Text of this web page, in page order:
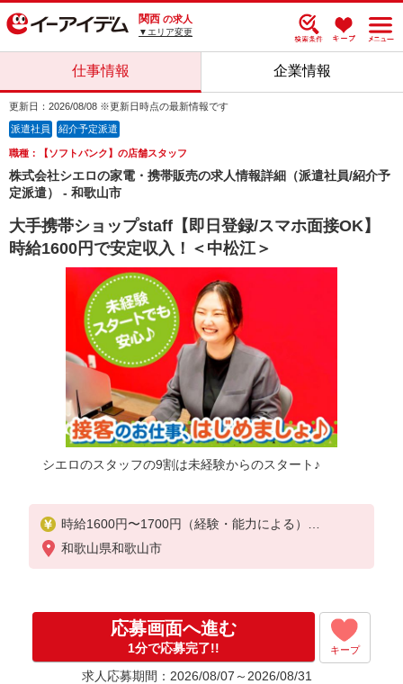
関西 の求人
▼エリア変更
仕事情報 企業情報
更新日：2026/08/08 ※更新日時点の最新情報です
派遣社員 紹介予定派遣
職種：【ソフトバンク】の店舗スタッフ
株式会社シエロの家電・携帯販売の求人情報詳細（派遣社員/紹介予
定派遣） - 和歌山市
大手携帯ショップstaff【即日登録/スマホ面接OK】
時給1600円で安定収入！＜中松江＞
シエロのスタッフの9割は未経験からのスタート♪
時給1600円〜1700円（経験・能力による）
※残業代支給
★交通費別途支給（規定あり）
入社祝い金10万円支給(規定有)
お友達を紹介頂くと,
インセンティブ支給(規定有)
和歌山県和歌山市
応募画面へ進む
1分で応募完了!! キープ
求人応募期間：2026/08/07～2026/08/31